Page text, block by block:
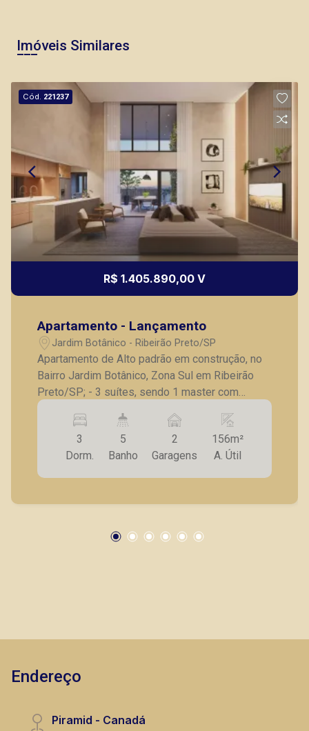
Imóveis Similares
Cód. 221237
R$ 1.405.890,00 V
Apartamento - Lançamento
Jardim Botânico - Ribeirão Preto/SP
Apartamento de Alto padrão em construção, no
Bairro Jardim Botânico, Zona Sul em Ribeirão
Preto/SP; - 3 suítes, sendo 1 master com
banheiro Sr. e Sra.; - Home tv; - Elevador
privativo; - Living com pé direito duplo; - Lavabo;
- Varanda com pé direito duplo; - Cozinha; -
Lavanderia; - Despensa; - Banheiro de serviços;
- Terraço técnico; - 2 vagas de garagem, com
04/2025. A Piramid tem como objetivo atender
locação, vendas de imóveis prontos, usados ou
3
Dorm.
5
Banho
2
Garagens
156m²
A. Útil
Endereço
Piramid - Canadá